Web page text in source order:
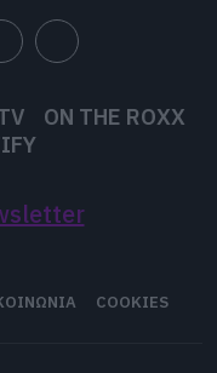
ON THE ROXX
COOKIES